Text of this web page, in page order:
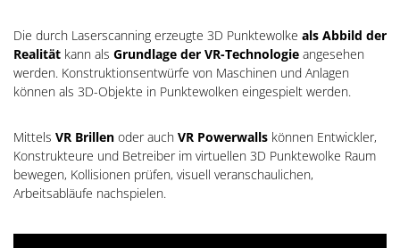
Die durch Laserscanning erzeugte 3D Punktewolke als Abbild der
Realität kann als Grundlage der VR-Technologie angesehen
werden. Konstruktionsentwürfe von Maschinen und Anlagen
können als 3D-Objekte in Punktewolken eingespielt werden.
Mittels VR Brillen oder auch VR Powerwalls können Entwickler,
Konstrukteure und Betreiber im virtuellen 3D Punktewolke Raum
bewegen, Kollisionen prüfen, visuell veranschaulichen,
Arbeitsabläufe nachspielen.